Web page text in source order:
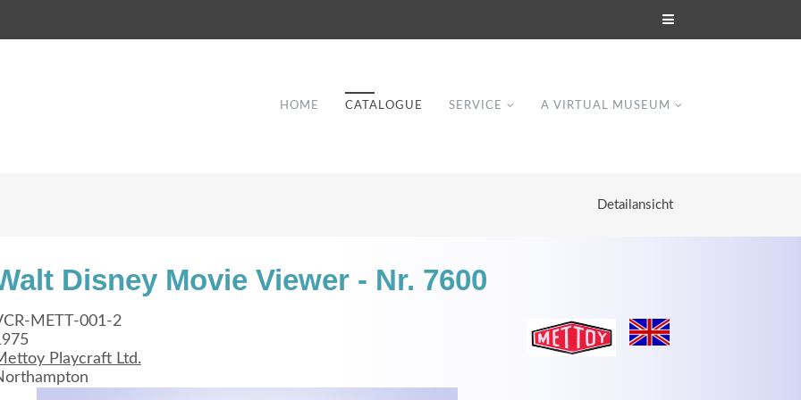
HOME CATALOGUE SERVICE A VIRTUAL MUSEUM
Detailansicht
Disney Movie Viewer - Nr. 7600
METT-001-2
Playcraft Ltd.
adipiscing elit. Aenean commodo ligula eget
dolor.
Lorem ipsum dolor sit amet, consectetuer